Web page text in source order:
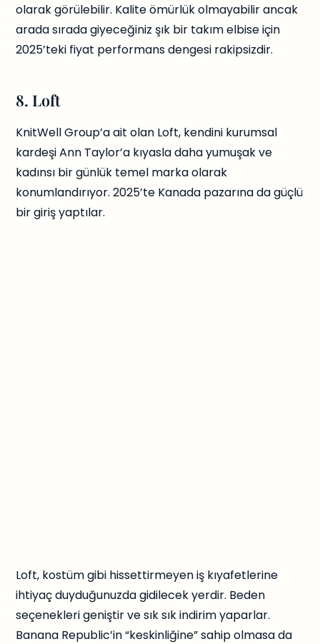
olarak görülebilir. Kalite ömürlük olmayabilir ancak
arada sırada giyeceğiniz şık bir takım elbise için
2025’teki fiyat performans dengesi rakipsizdir.
8. Loft
KnitWell Group’a ait olan Loft, kendini kurumsal
kardeşi Ann Taylor’a kıyasla daha yumuşak ve
kadınsı bir günlük temel marka olarak
konumlandırıyor. 2025’te Kanada pazarına da güçlü
bir giriş yaptılar.
Loft, kostüm gibi hissettirmeyen iş kıyafetlerine
ihtiyaç duyduğunuzda gidilecek yerdir. Beden
seçenekleri geniştir ve sık sık indirim yaparlar.
Banana Republic’in “keskinliğine” sahip olmasa da